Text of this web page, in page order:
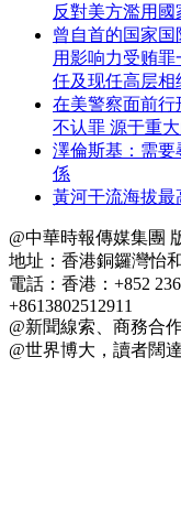
反對美方濫用
曾自首的国家国
用影响力受贿
任及现任高层相
在美警察面前
不认罪 源于重
澤倫斯基：需要
係
黃河干流海拔最
@中華時報傳媒集團
地址：香港銅鑼灣怡
電話：香港：+852
+8613802512911
@新聞線索、商務合
@世界博大，讀者闊